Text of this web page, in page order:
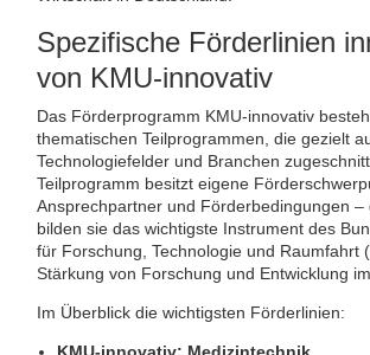
Spezifische Förderlinien
von KMU-innovativ
Das Förderprogramm KMU-innovativ
thematischen Teilprogrammen, die gezielt
Technologiefelder und Branchen
Teilprogramm besitzt eigene
Ansprechpartner und Förderbedingungen –
bilden sie das wichtigste Instrument des
für Forschung, Technologie und Raumfahrt
Stärkung von Forschung und Entwicklung
Im Überblick die wichtigsten Förderlinien: